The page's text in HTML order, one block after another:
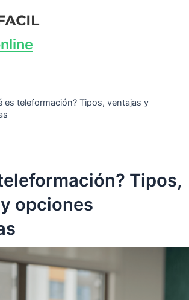
es teleformación? Tipos, ventajas y
Tipos,
opciones